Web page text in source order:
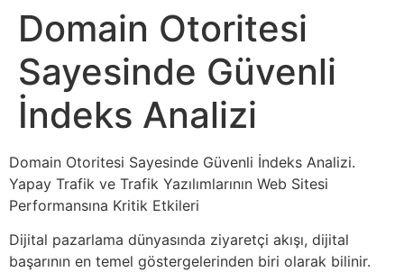
Domain Otoritesi
Sayesinde Güvenli
İndeks Analizi
Domain Otoritesi Sayesinde Güvenli İndeks Analizi.
Yapay Trafik ve Trafik Yazılımlarının Web Sitesi
Performansına Kritik Etkileri
Dijital pazarlama dünyasında ziyaretçi akışı, dijital
başarının en temel göstergelerinden biri olarak bilinir.